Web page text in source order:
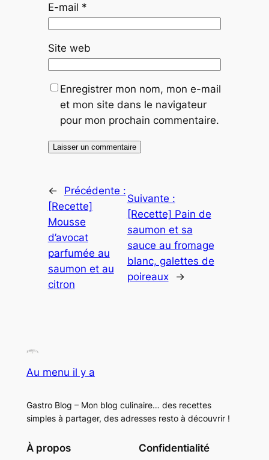
E-mail *
Site web
Enregistrer mon nom, mon e-mail
et mon site dans le navigateur
pour mon prochain commentaire.
←
Précédente :
[Recette]
Mousse
d’avocat
parfumée au
saumon et au
citron
Suivante :
[Recette] Pain de
saumon et sa
sauce au fromage
blanc, galettes de
poireaux
→
Au menu il y a
Gastro Blog – Mon blog culinaire… des recettes
simples à partager, des adresses resto à découvrir !
À propos Confidentialité